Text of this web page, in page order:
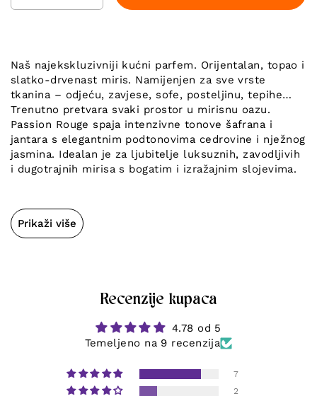
Naš najekskluzivniji kućni parfem. Orijentalan, topao i
slatko-drvenast miris. Namijenjen za sve vrste
tkanina – odjeću, zavjese, sofe, posteljinu, tepihe…
Trenutno pretvara svaki prostor u mirisnu oazu.
Passion Rouge spaja intenzivne tonove šafrana i
jantara s elegantnim podtonovima cedrovine i nježnog
jasmina. Idealan je za ljubitelje luksuznih, zavodljivih
i dugotrajnih mirisa s bogatim i izražajnim slojevima.
Prikaži više
Recenzije kupaca
4.78 od 5
Temeljeno na 9 recenzija
7
2